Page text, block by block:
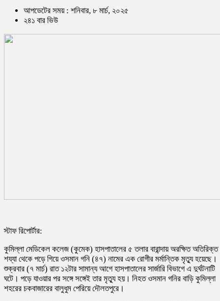
আপডেটের সময় : শনিবার, ৮ মার্চ, ২০২৫
২৪১ বার ভিউ
স্টাফ রিপোর্টার:
কুমিল্লা মেডিকেল কলেজ (কুমেক) হাসপাতালের ৫ তলার বারান্দায় অরক্ষিত অতিরিক্ত
শয্যা থেকে পড়ে গিয়ে ওসমান গনি (৪৭) নামের এক রোগীর মর্মান্তিক মৃত্যু হয়েছে।
শুক্রবার (৭ মার্চ) রাত ১২টার সামান্য আগে হাসপাতালের সার্জারি বিভাগে এ দুর্ঘটনাটি
ঘটে। পড়ে যাওয়ার পর সঙ্গে সঙ্গেই তার মৃত্যু হয়। নিহত ওসমান গনির বাড়ি কুমিল্লা
শহরের চকবাজারের বালুধুম পেরিয়ে দৌলতপুরে।